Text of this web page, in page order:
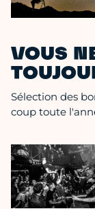
VOUS
Sélection des
coup toute